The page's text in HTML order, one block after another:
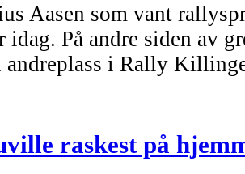
Aasen som vant
idag. På andre siden av
andreplass i Rally
raskest på